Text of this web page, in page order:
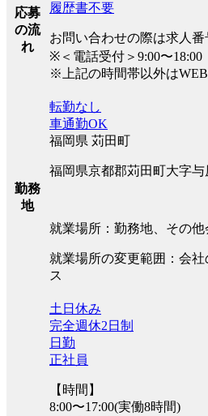
応募
の流
れ
履歴書不要
お問い合わせの際は求人
※＜電話受付＞9:00〜18:00
※上記の時間帯以外はWEB
勤務
地
転勤なし
車通勤OK
福岡県 苅田町
福岡県京都郡苅田町大字与
就業場所：勤務地、その
就業場所の変更範囲：会
ス
土日休み
完全週休2日制
日勤
正社員
【時間】
8:00〜17:00(実働8時間)